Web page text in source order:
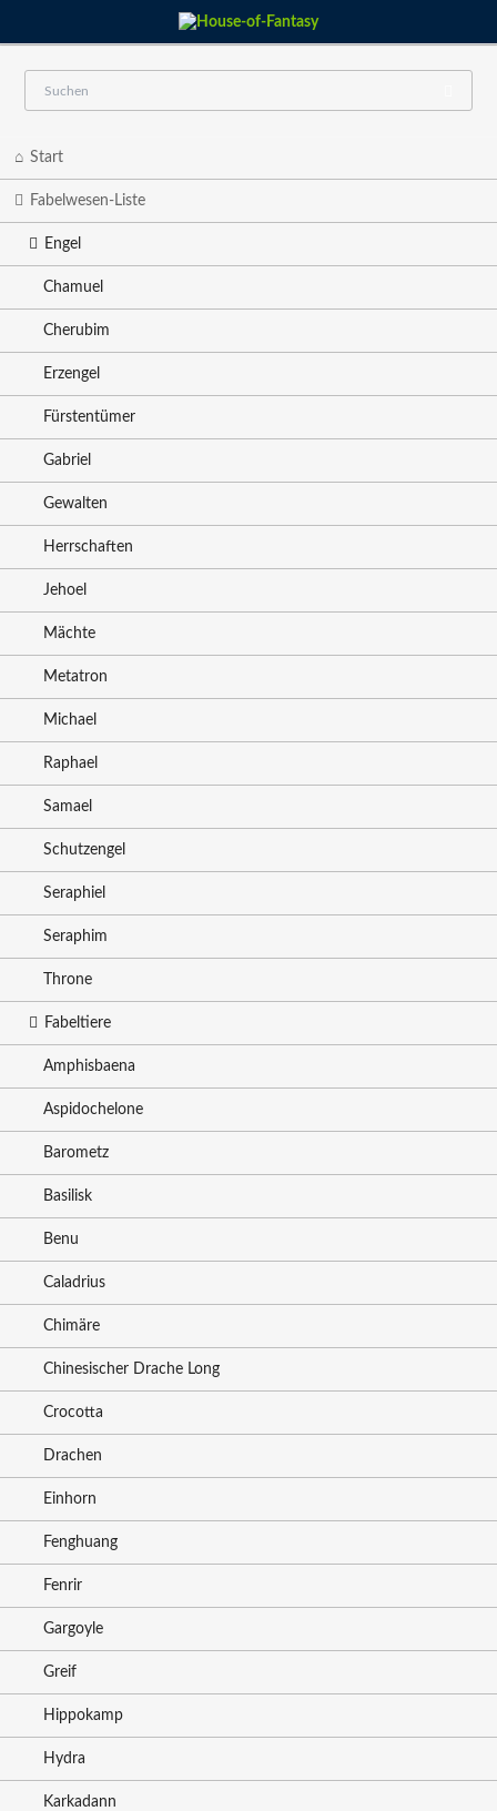
Start
Fabelwesen-Liste
Engel
Chamuel
Cherubim
Erzengel
Fürstentümer
Gabriel
Gewalten
Herrschaften
Jehoel
Mächte
Metatron
Michael
Raphael
Samael
Schutzengel
Seraphiel
Seraphim
Throne
Fabeltiere
Amphisbaena
Aspidochelone
Barometz
Basilisk
Benu
Caladrius
Chimäre
Chinesischer Drache Long
Crocotta
Drachen
Einhorn
Fenghuang
Fenrir
Gargoyle
Greif
Hippokamp
Hydra
Karkadann